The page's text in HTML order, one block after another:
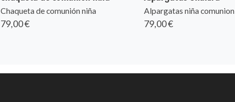
Chaqueta de comunión niña
79,00 €
Alpargatas niña comunion
79,00 €